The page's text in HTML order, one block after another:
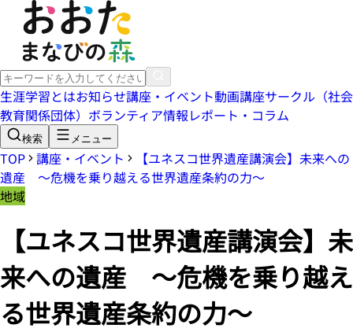
生涯学習とはお知らせ講座・イベント動画講座サークル（社会
教育関係団体） ボランティア情報レポート・コラム
検索 メニュー
TOP 講座・イベント
【ユネスコ世界遺産講演会】未来への
遺産 ～危機を乗り越える世界遺産条約の力～
地域
【ユネスコ世界遺産講演会】未
来への遺産 ～危機を乗り越え
る世界遺産条約の力～